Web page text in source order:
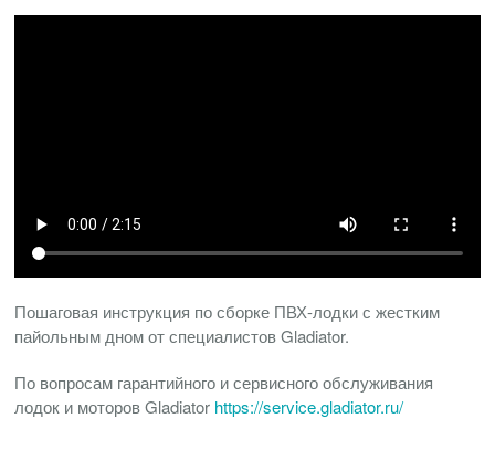
Пошаговая инструкция по сборке ПВХ-лодкис жестким
пайольным дном от специалистов Gladiator.
По вопросам гарантийного и сервисного обслуживания
лодок и моторов Gladiator https://service.gladiator.ru/